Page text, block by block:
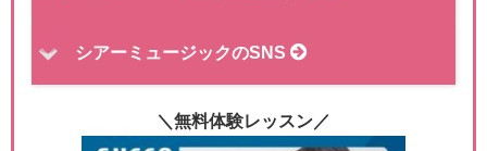
シアーミュージックのSNS
＼無料体験レッスン／